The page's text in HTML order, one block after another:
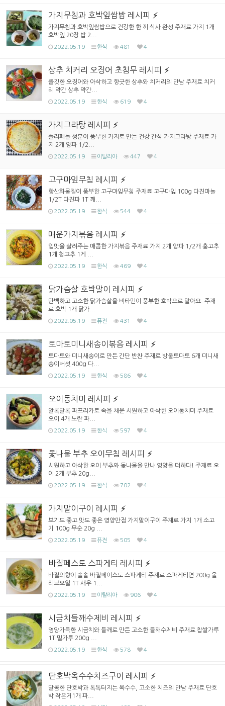
가지무침과 호박잎쌈밥 레시피
가지무침과 호박잎쌈밥으로 건강한 한 끼 식사 완성 주재료 가지 1개
호박잎 20장 밥 2...
2022.05.19 한식 481 4
상추 치커리 오징어 초침무 레시피
졸깃한 오징어와 아삭하고 향긋한 상추와 치커리의 만남 주재료 치커
리 약간 상추 약간...
2022.05.19 한식 619 4
가지그라탕 레시피
폴리페놀 성분이 풍부한 가지로 만든 건강 간식 가지그라탕 주재료 가
지 2개 양파 1/2...
2022.05.19 이탈리아 447 4
고구마잎무침 레시피
항산화물질이 풍부한 고구마잎무침 주재료 고구마잎 100g 다진마늘
1/2T 다진파 1T 깨...
2022.05.19 한식 544 4
매운가지볶음 레시피
입맛을 살려주는 매콤한 가지볶음 주재료 가지 2개 양파 1/2개 홍고추
1개 청고추 1게 ...
2022.05.19 한식 469 4
닭가슴살 호박말이 레시피
단백하고 고소한 닭가슴살을 비타민이 풍부한 호박으로 말아요. 주재
료 호박 1개 닭가...
2022.05.19 퓨전 431 4
토마토미니새송이볶음 레시피
토마토와 미니새송이로 만든 간단 반찬 주재료 방울토마토 6개 미니새
송이버섯 400g 다...
2022.05.19 한식 586 4
오이동치미 레시피
알록달록 파프리카로 속을 채운 시원하고 아삭한 오이동치미 주재료
오이 4개 노란 파...
2022.05.19 한식 597 4
돛나물 부추 오이무침 레시피
시원하고 아삭한 오이 부추와 돛나물을 만나 영양을 더하다! 주재료 오
이 2개 부추 20g...
2022.05.19 한식 702 4
가지말이구이 레시피
보기도 좋고 맛도 좋은 영양만점 가지말이구이 주재료 가지 1개 소고
기 100g 무순 20g ...
2022.05.19 퓨전 505 4
바질페스토 스파게티 레시피
바질의향이 솔솔 바질페이스토 스파게티 주재료 스파게티면 200g 올
리브오일 1T 새우 1...
2022.05.19 이탈리아 906 4
시금치들깨수제비 레시피
영양가득한 시금치와 들깨로 만든 고소한 들깨수제비 주재료 찹쌀가루
1T 밀가루 200g ...
2022.05.19 한식 578 4
단호박옥수수치즈구이 레시피
달콤한 단호박과 톡톡터지는 옥수수, 고소한 치즈의 만남 주재료 단호
박 작은거1개 파...